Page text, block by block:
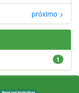
próximo >
1